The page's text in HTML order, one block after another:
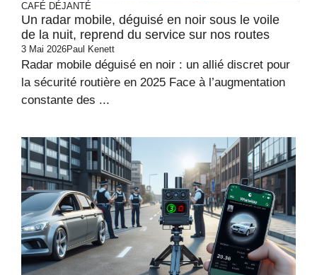
CAFÉ DÉJANTÉ
Un radar mobile, déguisé en noir sous le voile
de la nuit, reprend du service sur nos routes
3 Mai 2026Paul Kenett
Radar mobile déguisé en noir : un allié discret pour
la sécurité routière en 2025 Face à l’augmentation
constante des ...